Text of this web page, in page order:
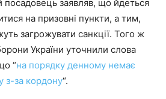
посадовець заявляв, що йдеться
на призовні пункти, а тим,
загрожувати санкції. Того ж
України уточнили слова
“на порядку денному немає
з-за кордону“.